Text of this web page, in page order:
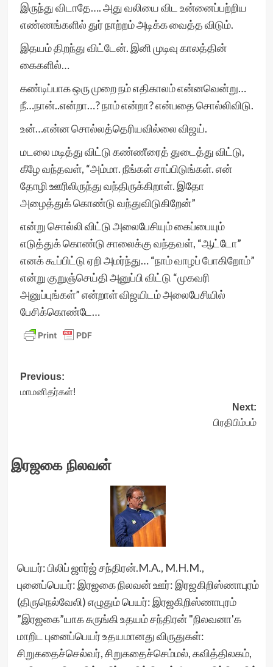
இருந்து விடாதே…. அது வலியை விட உன்னைப்பற்றிய
எண்ணங்களில் துர் நாற்றம் அடிக்க வைத்த விடும்.
இதயம் திறந்து விட்டேன். இனி முடிவு காலத்தின்
கைகளில்…
கண்டிப்பாக ஒரு முறை நம் எதிகாலம் என்னவென்று…
நீ…நான்..என்றா…? நாம் என்றா? என்பதை சொல்லிவிடு.
உன்…என்ன சொல்லத்தெரியவில்லை விஜய்.
மடலை மடித்து விட்டு கண்ணீரைத் துடைத்து விட்டு,
கீழே வந்தவள், “அம்மா. நீங்கள் சாப்பிடுங்கள். என்
தோழி ஊரிலிருந்து வந்திருக்கிறாள். இதோ
அழைத்துக் கொண்டு வந்துவிடுகிறேன்”
என்று சொல்லி விட்டு அலைபேசியும் கைப்பையும்
எடுத்துக் கொண்டு சாலைக்கு வந்தவள், “ஆட்டோ”
எனக் கூப்பிட்டு ஏறி அமர்ந்து… “நாம் வாழப் போகிறோம்”
என்று குறுஞ்செய்தி அனுப்பி விட்டு “முகவரி
அனுப்புங்கள்” என்றாள் விஜயிடம் அலைபேசியில்
பேசிக்கொண்டே…
Post
navigation
Previous:
மாமனிதர்கள்!
Next:
பிரதிபிம்பம்
இரஜகை நிலவன்
பெயர்: பிலிப் ஜார்ஜ் சந்திரன்.M.A., M.H.M.,
புனைப்பெயர்: இரஜகை நிலவன் ஊர்: இரஜகிறிஸ்ணாபுரம்
(திருநெல்வேலி) எழுதும் பெயர்: இரஜகிறிஸ்ணாபுரம்
”இரஜகை”யாக சுருங்கி உதயம் சந்திரன் "நிலவனா'க
மாறிட புனைப்பெயர் உதயமானது விருதுகள்:
சிறுகதைச்செல்வர், சிறுகதைச்செம்மல், கவித்திலகம்,